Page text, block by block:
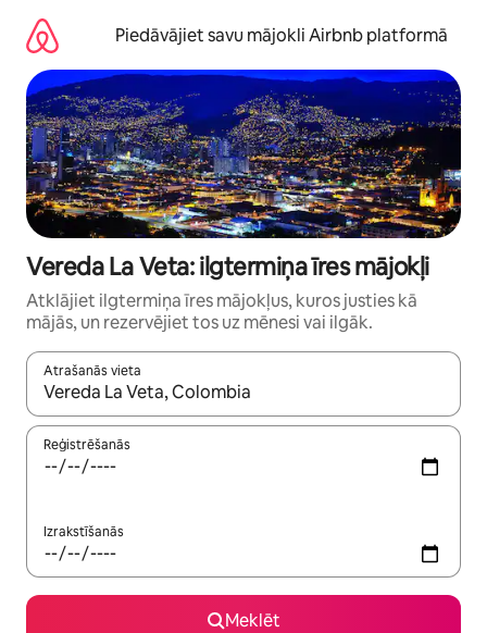
saturu
Piedāvājiet savu mājokli Airbnb platformā
Vereda La Veta: ilgtermiņa īres mājokļi
Atklājiet ilgtermiņa īres mājokļus, kuros justies kā
mājās, un rezervējiet tos uz mēnesi vai ilgāk.
Atrašanās vieta
Kad rezultāti kļūs pieejami, izmantojiet bultiņu uz augšu un
Reģistrēšanās
Izrakstīšanās
Meklēt